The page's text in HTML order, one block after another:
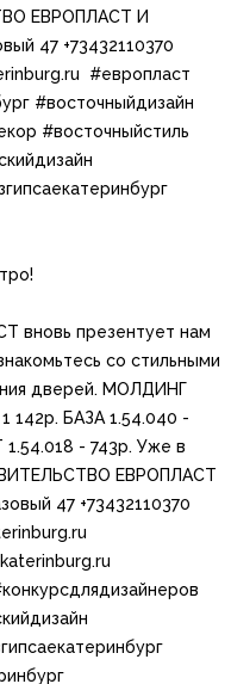
ЕВРОПЛАСТ И
47 +73432110370
#европласт
#восточныйдизайн
#восточныйстиль
вновь презентует нам
со стильными
дверей. МОЛДИНГ
142р. БАЗА 1.54.040 -
- 743р. Уже в
ЕВРОПЛАСТ
47 +73432110370